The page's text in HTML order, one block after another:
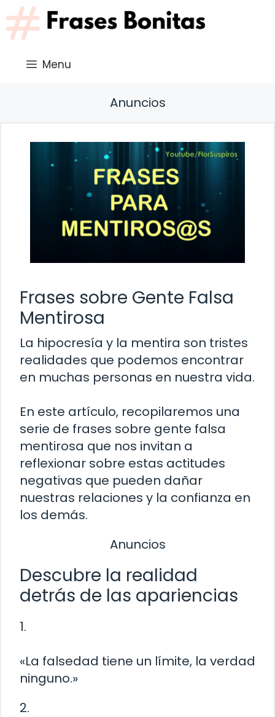
Saltar
al
contenido
Menu
Anuncios
Frases sobre Gente Falsa
Mentirosa
La hipocresía y la mentira son tristes
realidades que podemos encontrar
en muchas personas en nuestra vida.
En este artículo, recopilaremos una
serie de frases sobre gente falsa
mentirosa que nos invitan a
reflexionar sobre estas actitudes
negativas que pueden dañar
nuestras relaciones y la confianza en
los demás.
Anuncios
Descubre la realidad
detrás de las apariencias
1.
«La falsedad tiene un límite, la verdad
ninguno.»
2.